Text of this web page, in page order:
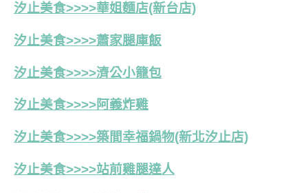
汐止美食>>>>華姐麵店(新台店)
汐止美食>>>>蕭家腿庫飯
汐止美食>>>>濟公小籠包
汐止美食>>>>阿義炸雞
汐止美食>>>>築間幸福鍋物(新北汐止店)
汐止美食>>>>站前雞腿達人